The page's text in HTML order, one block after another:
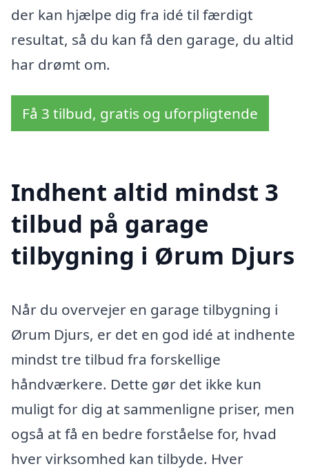
der kan hjælpe dig fra idé til færdigt
resultat, så du kan få den garage, du altid
har drømt om.
Få 3 tilbud, gratis og uforpligtende
Indhent altid mindst 3
tilbud på garage
tilbygning i Ørum Djurs
Når du overvejer en garage tilbygning i
Ørum Djurs, er det en god idé at indhente
mindst tre tilbud fra forskellige
håndværkere. Dette gør det ikke kun
muligt for dig at sammenligne priser, men
også at få en bedre forståelse for, hvad
hver virksomhed kan tilbyde. Hver